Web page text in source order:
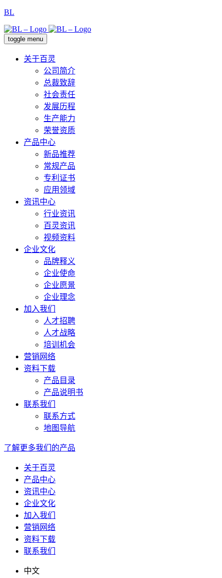
BL
toggle menu
关于百灵
公司简介
总裁致辞
社会责任
发展历程
生产能力
荣誉资质
产品中心
新品推荐
常规产品
专利证书
应用领域
资讯中心
行业资讯
百灵资讯
视频资料
企业文化
品牌释义
企业使命
企业愿景
企业理念
加入我们
人才招聘
人才战略
培训机会
营销网络
资料下载
产品目录
产品说明书
联系我们
联系方式
地图导航
了解更多我们的产品
关于百灵
产品中心
资讯中心
企业文化
加入我们
营销网络
资料下载
联系我们
中文